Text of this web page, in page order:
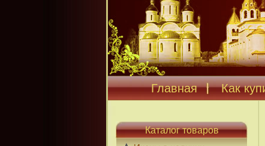
Главная Как
Каталог товаров